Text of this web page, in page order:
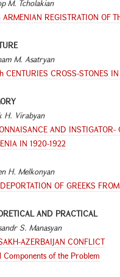
M. Tcholakian
REGISTRATION OF
M. Asatryan
CENTURIES CROSS-STONES
H. Virabyan
AND
IN 1920-1922
H. Melkonyan
OF GREEKS
AND PRACTICAL
S. Manasyan
AZERBAIJAN CONFLICT
Components of the Problem